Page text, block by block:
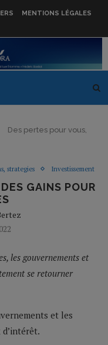
MENTIONS LÉGALES
Des pertes pour vous,
strategies Investissement
GAINS POUR
les gouvernements et
se retourner
et les